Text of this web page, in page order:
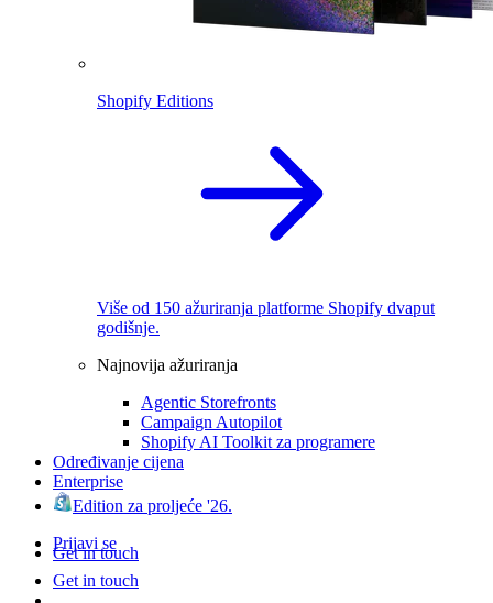
Shopify Editions
Više od 150 ažuriranja platforme Shopify dvaput
godišnje.
Najnovija ažuriranja
Agentic Storefronts
Campaign Autopilot
Shopify AI Toolkit za programere
Određivanje cijena
Enterprise
Edition za proljeće '26.
Prijavi se
Get in touch
Get in touch